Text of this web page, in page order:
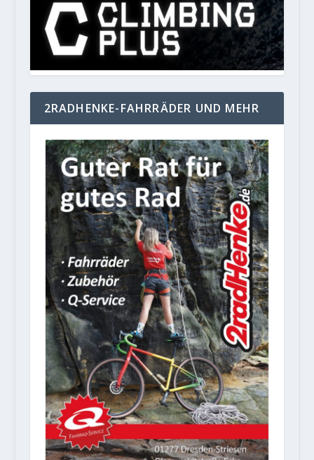
2RADHENKE-FAHRRÄDER UND MEHR